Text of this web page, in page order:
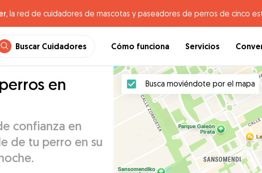
la red de cuidadores de mascotas y paseadores de perros de cinco
Buscar Cuidadores Cómo funciona Servicios
en
confianza en
de tu perro en su
Busca moviéndote por el mapa